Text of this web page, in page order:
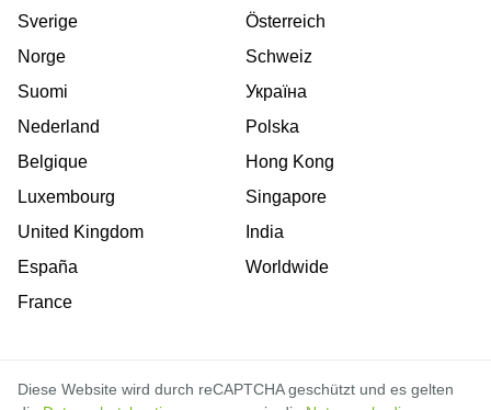
Sverige
Norge
Suomi
Nederland
Belgique
Luxembourg
United Kingdom
España
France
Österreich
Schweiz
Україна
Polska
Hong Kong
Singapore
India
Worldwide
Diese Website wird durch reCAPTCHA geschützt und es gelten